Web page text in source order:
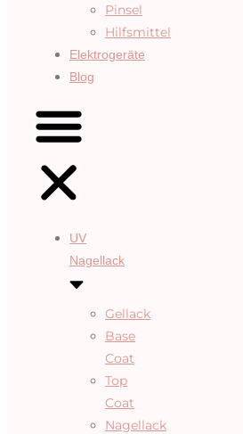
Pinsel
Hilfsmittel
Elektrogeräte
Blog
UV
Nagellack
Gellack
Base
Coat
Top
Coat
Nagellack